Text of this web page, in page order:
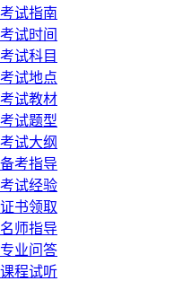
考试指南
考试时间
考试科目
考试地点
考试教材
考试题型
考试大纲
备考指导
考试经验
证书领取
名师指导
专业问答
课程试听